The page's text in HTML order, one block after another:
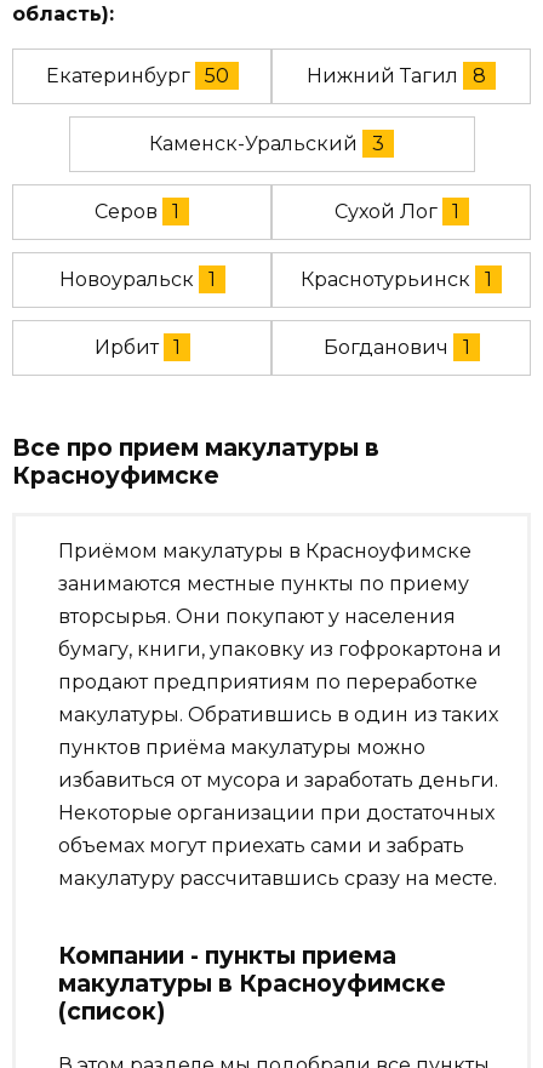
область):
Екатеринбург 50 Нижний Тагил 8
Каменск-Уральский 3
Серов 1 Сухой Лог 1
Новоуральск 1 Краснотурьинск 1
Ирбит 1 Богданович 1
Все про прием макулатуры в
Красноуфимске
Приёмом макулатуры в Красноуфимске
занимаются местные пункты по приему
вторсырья. Они покупают у населения
бумагу, книги, упаковку из гофрокартона и
продают предприятиям по переработке
макулатуры. Обратившись в один из таких
пунктов приёма макулатуры можно
избавиться от мусора и заработать деньги.
Некоторые организации при достаточных
объемах могут приехать сами и забрать
макулатуру рассчитавшись сразу на месте.
Компании - пункты приема
макулатуры в Красноуфимске
(список)